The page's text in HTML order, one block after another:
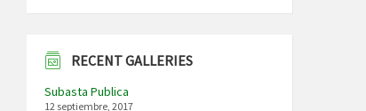
RECENT GALLERIES
Subasta Publica
12 septiembre, 2017